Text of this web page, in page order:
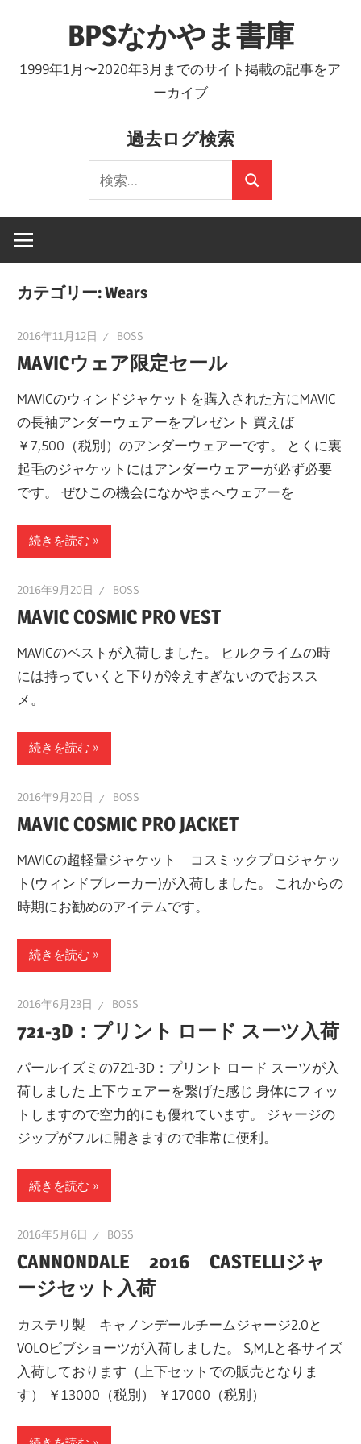
プ
BPSなかやま書庫
1999年1月〜2020年3月までのサイト掲載の記事をア
ーカイブ
過去ログ検索
索:
検
索
カテゴリー:Wears
2016年11月12日 BOSS
MAVICウェア限定セール
MAVICのウィンドジャケットを購入された方にMAVIC
の長袖アンダーウェアーをプレゼント 買えば
￥7,500（税別）のアンダーウェアーです。 とくに裏
起毛のジャケットにはアンダーウェアーが必ず必要
です。 ぜひこの機会になかやまへウェアーを
続きを読む
2016年9月20日 BOSS
MAVIC COSMIC PRO VEST
MAVICのベストが入荷しました。 ヒルクライムの時
には持っていくと下りが冷えすぎないのでおスス
メ。
続きを読む
2016年9月20日 BOSS
MAVIC COSMIC PRO JACKET
MAVICの超軽量ジャケット コスミックプロジャケッ
ト(ウィンドブレーカー)が入荷しました。 これからの
時期にお勧めのアイテムです。
続きを読む
2016年6月23日 BOSS
721-3D：プリント ロード スーツ入荷
パールイズミの721-3D：プリント ロード スーツが入
荷しました 上下ウェアーを繋げた感じ 身体にフィッ
トしますので空力的にも優れています。 ジャージの
ジップがフルに開きますので非常に便利。
続きを読む
2016年5月6日 BOSS
CANNONDALE 2016 CASTELLIジャ
ージセット入荷
カステリ製 キャノンデールチームジャージ2.0と
VOLOビブショーツが入荷しました。 S,M,Lと各サイズ
入荷しております（上下セットでの販売となりま
す） ￥13000（税別） ￥17000（税別）